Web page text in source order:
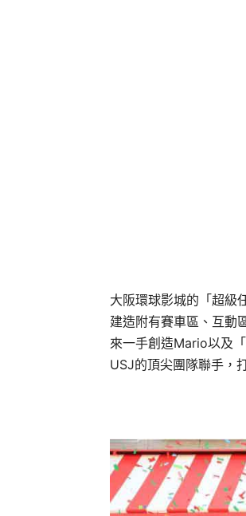
大阪環球影城的「超級
建造附有賽車區、互動
來一手創造Mario以及
USJ的頂尖團隊聯手，